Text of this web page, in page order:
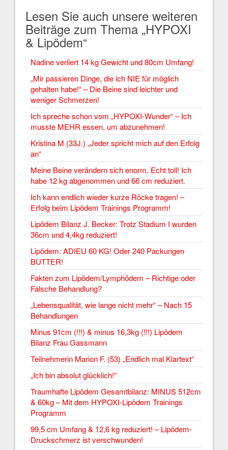
Lesen Sie auch unsere weiteren
Beiträge zum Thema „HYPOXI
& Lipödem“
Nadine verliert 14 kg Gewicht und 80cm Umfang!
„Mir passieren Dinge, die ich NIE für möglich
gehalten habe!“ – Die Beine sind leichter und
weniger Schmerzen!
Ich spreche schon vom „HYPOXI-Wunder“ – Ich
musste MEHR essen, um abzunehmen!
Kristina M (33J.) „Jeder spricht mich auf den Erfolg
an“
Meine Beine verändern sich enorm. Echt toll! Ich
habe 12 kg abgenommen und 66 cm reduziert.
Ich kann endlich wieder kurze Röcke tragen! –
Erfolg beim Lipödem Trainings Programm!
Lipödem Bilanz J. Becker: Trotz Stadium I wurden
36cm und 4,4kg reduziert!
Lipödem: ADIEU 60 KG! Oder 240 Packungen
BUTTER!
Fakten zum Lipödem/Lymphödem – Richtige oder
Falsche Behandlung?
„Lebensqualität, wie lange nicht mehr“ – Nach 15
Behandlungen
Minus 91cm (!!!) & minus 16,3kg (!!!) Lipödem
Bilanz Frau Gassmann
Teilnehmerin Marion F. (53) „Endlich mal Klartext“
„Ich bin absolut glücklich!“
Traumhafte Lipödem Gesamtbilanz: MINUS 512cm
& 60kg – Mit dem HYPOXI-Lipödem Trainings
Programm
99,5 cm Umfang & 12,6 kg reduziert! – Lipödem-
Druckschmerz ist verschwunden!